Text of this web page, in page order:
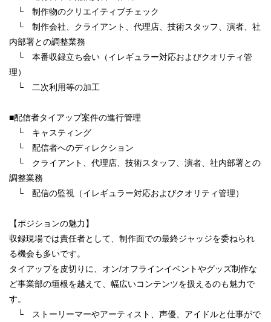
└ 制作物のクリエイティブチェック
└ 制作会社、クライアント、代理店、技術スタッフ、演者、社
内部署との調整業務
└ 本番収録立ち会い（イレギュラー対応およびクオリティ管
理）
└ 二次利用等の加工
■配信者タイアップ案件の進行管理
└ キャスティング
└ 配信者へのディレクション
└ クライアント、代理店、技術スタッフ、演者、社内部署との
調整業務
└ 配信の監視（イレギュラー対応およびクオリティ管理）
【ポジションの魅力】
収録現場では責任者として、制作面での最終ジャッジを委ねられ
る機会も多いです。
タイアップを皮切りに、オン/オフラインイベントやグッズ制作な
ど事業部の垣根を越えて、幅広いコンテンツを扱えるのも魅力で
す。
└ ストーリーマーやアーティスト、声優、アイドルと仕事がで